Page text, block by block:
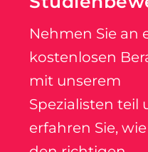
Nehmen Sie an
kostenlosen
mit unserem
Spezialisten teil
erfahren Sie, wie